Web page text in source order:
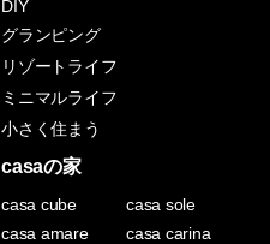
DIY
グランピング
リゾートライフ
ミニマルライフ
小さく住まう
casaの家
casa cube
casa sole
casa amare
casa carina